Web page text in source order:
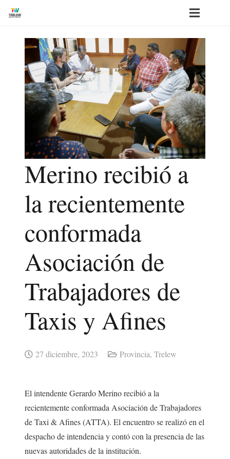
Merino recibió a
la recientemente
conformada
Asociación de
Trabajadores de
Taxis y Afines
27 diciembre, 2023 Provincia, Trelew
El intendente Gerardo Merino recibió a la
recientemente conformada Asociación de Trabajadores
de Taxi & Afines (ATTA). El encuentro se realizó en el
despacho de intendencia y contó con la presencia de las
nuevas autoridades de la institución.